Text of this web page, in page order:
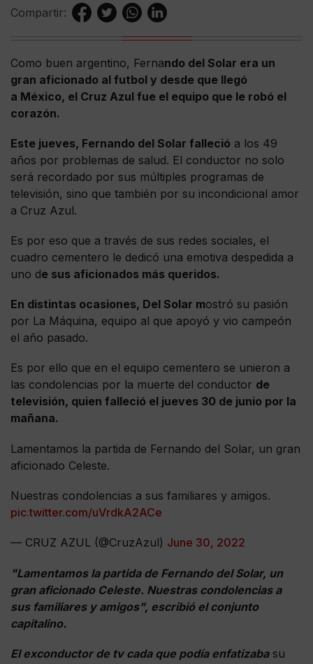
Compartir:
Como buen argentino, Fernando del Solar era un
gran aficionado al futbol y desde que llegó
a México, el Cruz Azul fue el equipo que le robó el
corazón.
Este jueves, Fernando del Solar falleció a los 49
años por problemas de salud. El conductor no solo
será recordado por sus múltiples programas de
televisión, sino que también por su incondicional amor
a Cruz Azul.
Es por eso que a través de sus redes sociales, el
cuadro cementero le dedicó una emotiva despedida a
uno de sus aficionados más queridos.
En distintas ocasiones, Del Solar mostró su pasión
por La Máquina, equipo al que apoyó y vio campeón
el año pasado.
Es por ello que en el equipo cementero se unieron a
las condolencias por la muerte del conductor de
televisión, quien falleció el jueves 30 de junio por la
mañana.
Lamentamos la partida de Fernando del Solar, un gran
aficionado Celeste.
Nuestras condolencias a sus familiares y amigos.
pic.twitter.com/uVrdkA2ACe
— CRUZ AZUL (@CruzAzul) June 30, 2022
"Lamentamos la partida de Fernando del Solar, un
gran aficionado Celeste. Nuestras condolencias a
sus familiares y amigos", escribió el conjunto
capitalino.
El exconductor de tv cada que podía enfatizabasu